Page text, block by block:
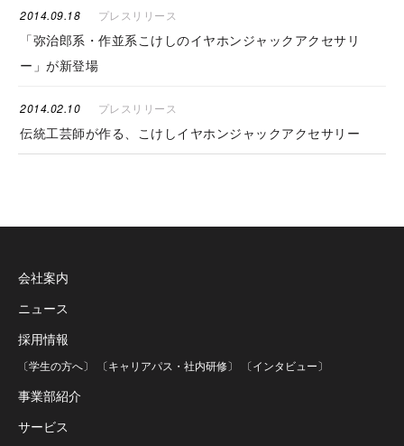
2014.09.18 プレスリリース
「弥治郎系・作並系こけしのイヤホンジャックアクセサリ
ー」が新登場
2014.02.10 プレスリリース
伝統工芸師が作る、こけしイヤホンジャックアクセサリー
会社案内
ニュース
採用情報
〔学生の方へ〕 〔キャリアパス・社内研修〕 〔インタビュー〕
事業部紹介
サービス